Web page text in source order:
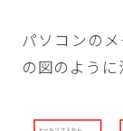
パソコンの
の図のように